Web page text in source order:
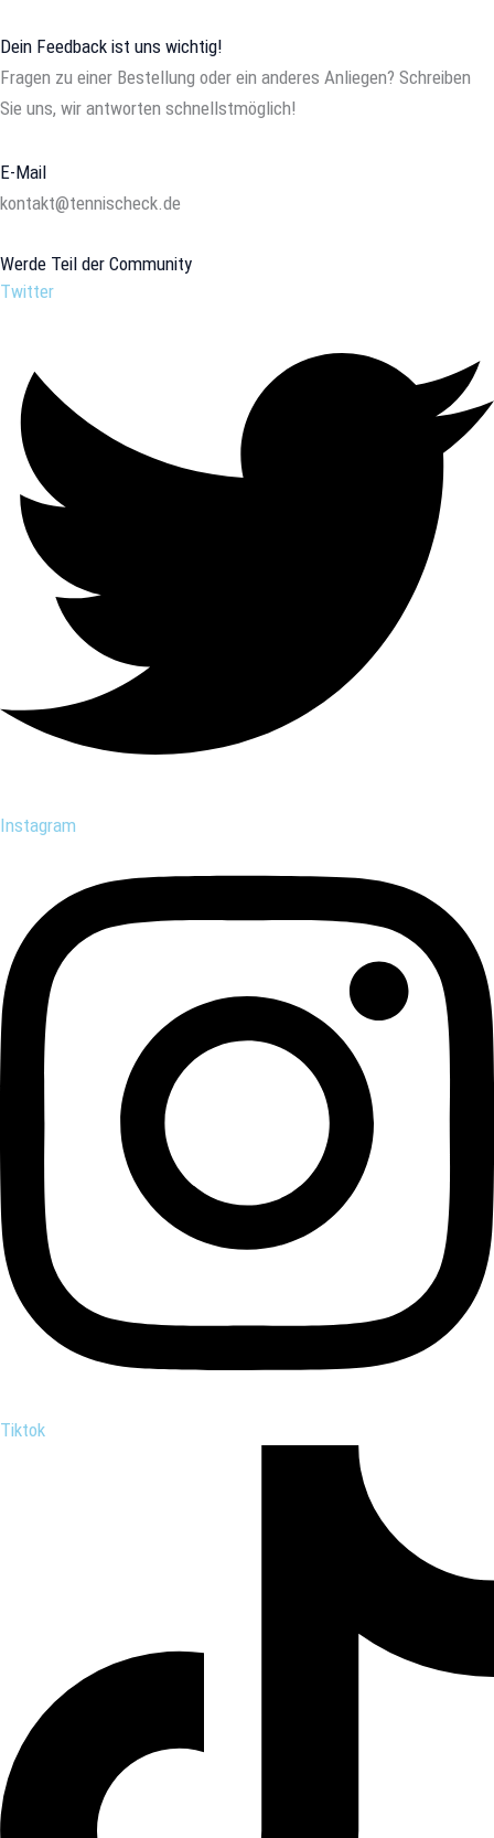
Dein Feedback ist uns wichtig!
Fragen zu einer Bestellung oder ein anderes Anliegen? Schreiben
Sie uns, wir antworten schnellstmöglich!
E-Mail
kontakt@tennischeck.de
Werde Teil der Community
Twitter
Instagram
Tiktok